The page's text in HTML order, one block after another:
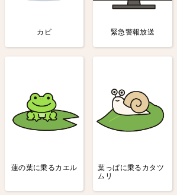
カビ 緊急警報放送
蓮の葉に乗るカエル
葉っぱに乗るカタツ
ムリ